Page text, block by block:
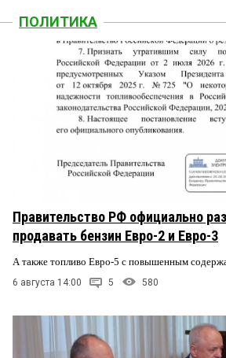
ПОЛИТИКА
Правительство РФ официально
продавать бензин Евро-2 и Евро-3
А также топливо Евро-5 с повышенным
6 августа 14:00 5 580